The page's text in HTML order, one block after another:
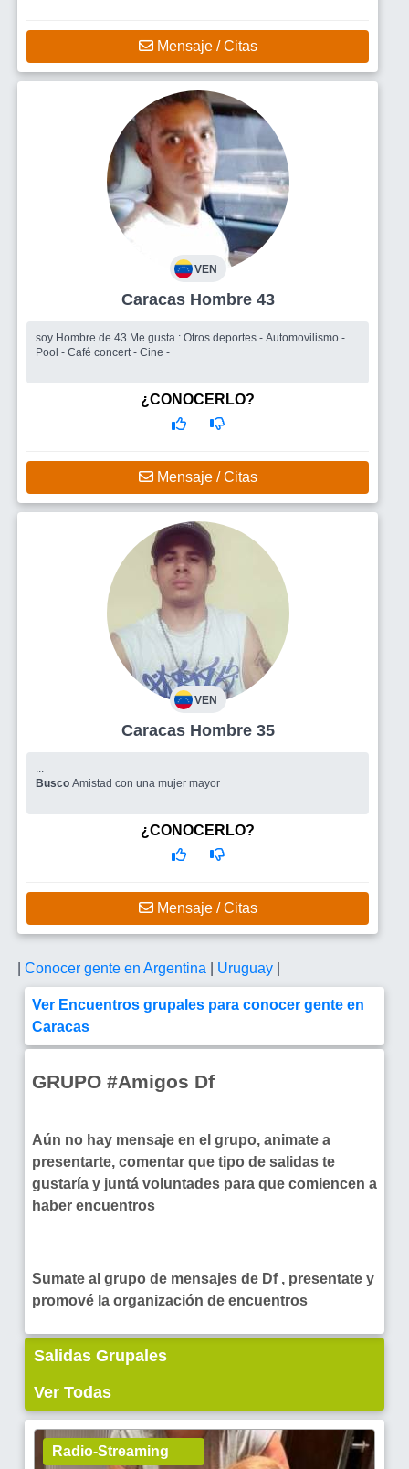
Mensaje / Citas
VEN
Caracas Hombre 43
soy Hombre de 43 Me gusta : Otros deportes - Automovilismo -
Pool - Café concert - Cine -
¿CONOCERLO?
Mensaje / Citas
VEN
Caracas Hombre 35
Busco Amistad con una mujer mayor
¿CONOCERLO?
Mensaje / Citas
Conocer gente en Argentina Uruguay
Ver Encuentros grupales para conocer gente en
Caracas
GRUPO #Amigos Df
Aún no hay mensaje en el grupo, animate a
presentarte, comentar que tipo de salidas te
gustaría y juntá voluntades para que comiencen a
haber encuentros
Sumate al grupo de mensajes de Df , presentate y
promové la organización de encuentros
Salidas Grupales
Ver Todas
Radio-Streaming